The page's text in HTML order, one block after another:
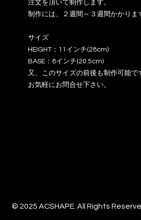
注文を頂いて制作します。
制作には、２週間～３週間かかりま
サイズ
HEIGHT：11インチ(28cm)
BASE：8インチ(20.5cm)
又、このサイズの前後も制作可能で
お気軽にお問合せ下さい。
© 2025 ACSHAPE. All